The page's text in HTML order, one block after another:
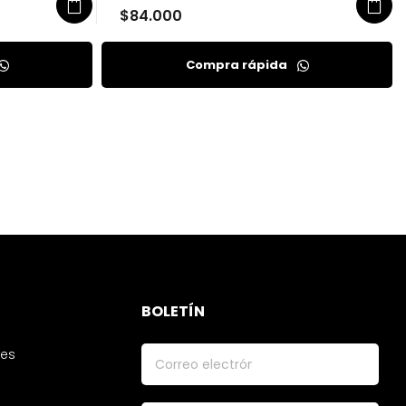
$84.000
Compra rápida
BOLETÍN